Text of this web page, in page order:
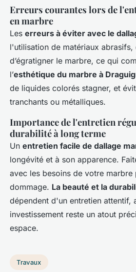
Erreurs courantes lors de
en marbre
Les erreurs à éviter avec le
l'utilisation de matériaux abrasifs,
d’égratigner le marbre, ce qui
l’esthétique du marbre à
de liquides colorés stagner, et
tranchants ou métalliques.
Importance de l'entretien
durabilité à long terme
Un entretien facile de dallage
longévité et à son apparence.
avec les besoins de votre
dommage. La beauté et la
dépendent d'un entretien attentif,
investissement reste un atout
espace.
Travaux